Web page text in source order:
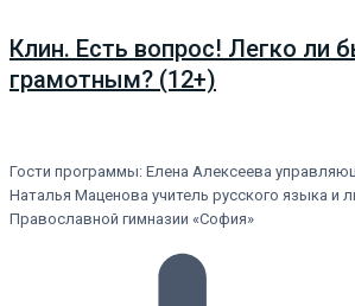
Клин. Есть вопрос! Легко ли
грамотным? (12+)
Гости программы: Елена Алексеева
Наталья Маценова учитель русского языка и
Православной гимназии «София»